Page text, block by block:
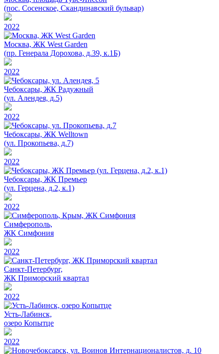
(пос. Сосенское, Скандинавский бульвар)
2022
Москва, ЖК West Garden
(пр. Генерала Дорохова, д.39, к.1Б)
2022
Чебоксары, ЖК Радужный
(ул. Алендея, д.5)
2022
Чебоксары, ЖК Welltown
(ул. Прокопьева, д.7)
2022
Чебоксары, ЖК Премьер
(ул. Герцена, д.2, к.1)
2022
Симферополь,
ЖК Симфония
2022
Санкт-Петербург,
ЖК Приморский квартал
2022
Усть-Лабинск,
озеро Копытце
2022